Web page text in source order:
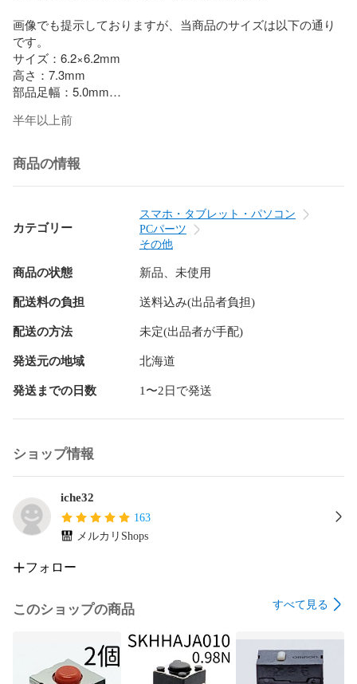
画像でも提示しておりますが、当商品のサイズは以下の通り
です。
サイズ：6.2×6.2mm
高さ：7.3mm
部品足幅：5.0mm
万が一、不良がありましたら対応いたします。
たします。
よろしくお願いいたします。
半年以上前
商品の情報
カテゴリー
スマホ・タブレット・パソコン
PCパーツ
その他
商品の状態 新品、未使用
配送料の負担 送料込み(出品者負担)
配送の方法 未定(出品者が手配)
発送元の地域 北海道
発送までの日数 1〜2日で発送
ショップ情報
iche32
163
メルカリShops
フォロー
このショップの商品 すべて見る